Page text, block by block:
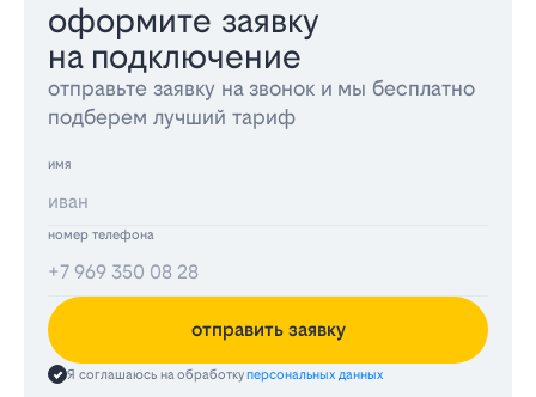
оформите заявку
на подключение
отправьте заявку на звонок и мы бесплатно
подберем лучший тариф
имя
номер телефона
отправить заявку
Я соглашаюсь на обработкуперсональных данных